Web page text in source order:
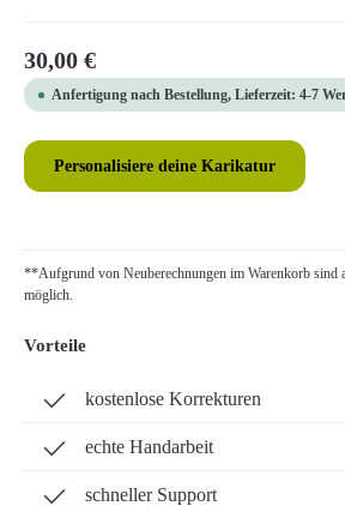
Regulärer Preis:
30,00 €
Anfertigung nach Bestellung, Lieferzeit: 4-7
Personalisiere deine Karikatur
**Aufgrund von Neuberechnungen im Warenkorb sind
möglich.
Vorteile
kostenlose Korrekturen
echte Handarbeit
schneller Support